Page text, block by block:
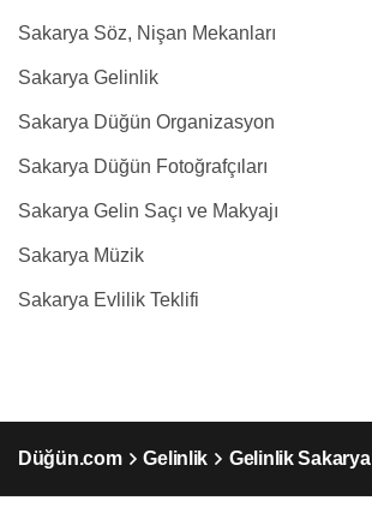
Sakarya Söz, Nişan Mekanları
Sakarya Gelinlik
Sakarya Düğün Organizasyon
Sakarya Düğün Fotoğrafçıları
Sakarya Gelin Saçı ve Makyajı
Sakarya Müzik
Sakarya Evlilik Teklifi
Düğün.com Gelinlik Gelinlik Sakarya